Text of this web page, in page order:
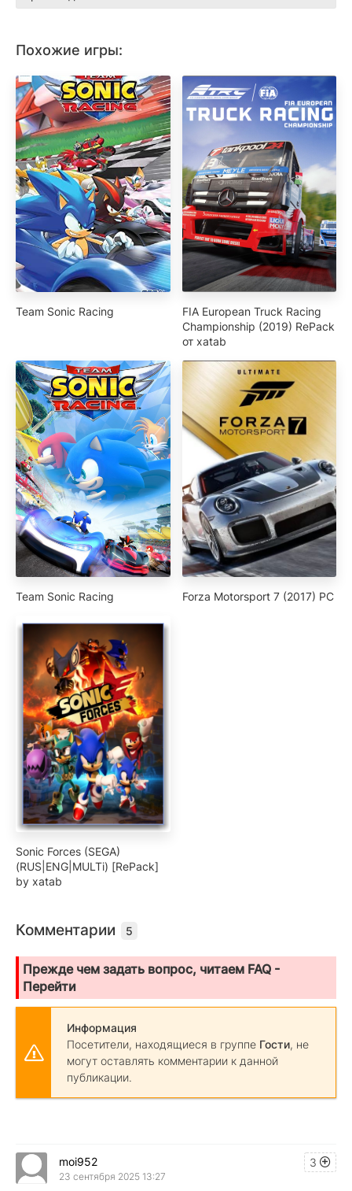
Похожие игры:
Team Sonic Racing
FIA European Truck Racing
Championship (2019) RePack
от xatab
Team Sonic Racing Forza Motorsport 7 (2017) PC
Sonic Forces (SEGA)
(RUS|ENG|MULTi) [RePack]
by xatab
Комментарии 5
Прежде чем задать вопрос, читаем FAQ -
Перейти
Информация
Посетители, находящиеся в группе Гости, не
могут оставлять комментарии к данной
публикации.
3
moi952
23 сентября 2025 13:27